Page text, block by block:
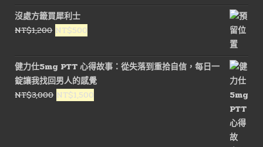
價
格：
NT$1,500。
價
沒處方籤買犀利士
NT$1,200 原
價
格：
NT$1,200。
NT$500
價
格：
NT$500。
健力仕5mg PTT 心得故事：從失落到重拾自信，每日一
錠讓我找回男人的感覺
NT$3,000 原
NT$1,500